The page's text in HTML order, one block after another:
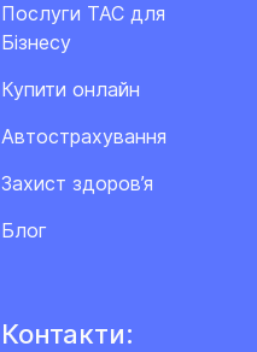
Послуги ТАС для
Бізнесу
Купити онлайн
Автострахування
Захист здоров’я
Блог
Контакти: